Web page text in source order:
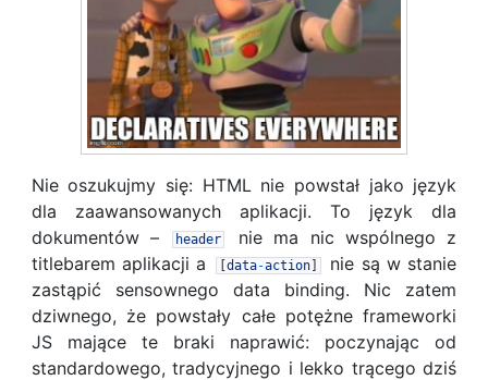
Nie oszukujmy się: HTML nie powstał jako język
dla zaawansowanych aplikacji. To język dla
dokumentów –
header
nie ma nic wspólnego z
titlebarem aplikacji a
[data-action]
nie są w stanie
zastąpić sensownego data binding. Nic zatem
dziwnego, że powstały całe potężne frameworki
JS mające te braki naprawić: poczynając od
standardowego, tradycyjnego i lekko trącego dziś